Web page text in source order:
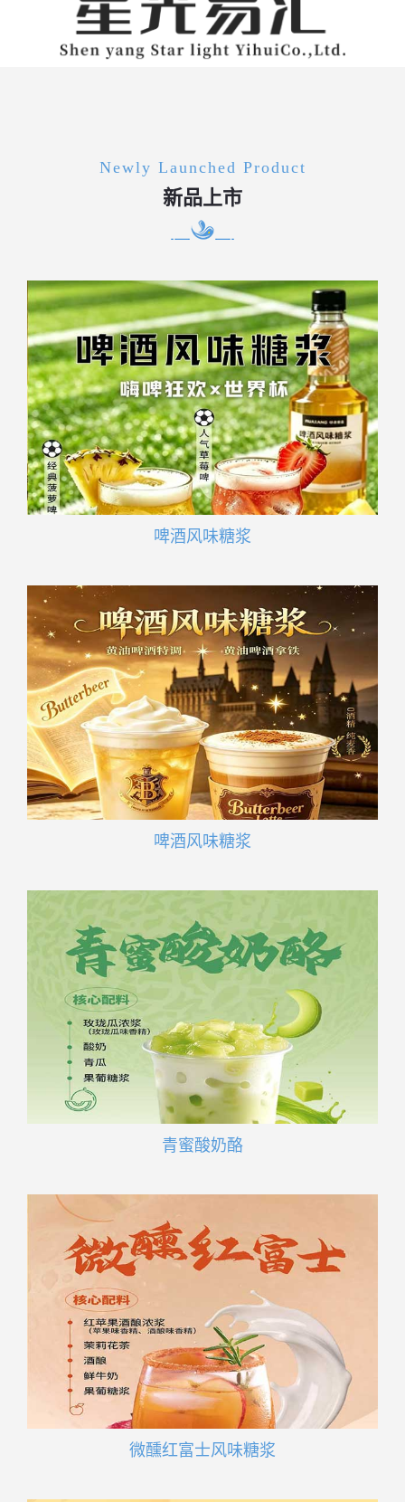
Newly Launched Product
新品上市
啤酒风味糖浆
啤酒风味糖浆
青蜜酸奶酪
微醺红富士风味糖浆